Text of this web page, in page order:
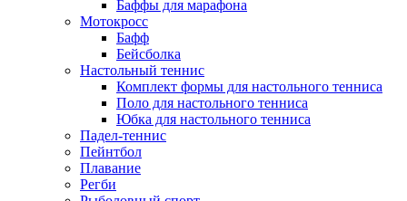
Баффы для марафона
Мотокросс
Бафф
Бейсболка
Настольный теннис
Комплект формы для настольного тенниса
Поло для настольного тенниса
Юбка для настольного тенниса
Падел-теннис
Пейнтбол
Плавание
Регби